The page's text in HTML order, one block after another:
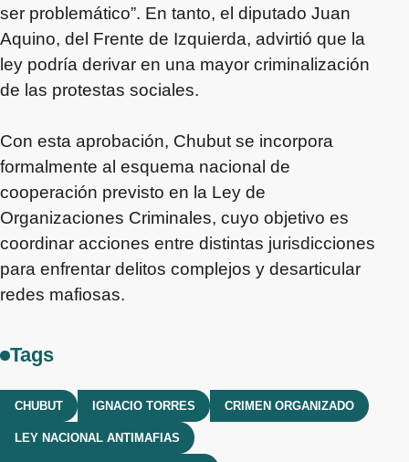
ser problemático”. En tanto, el diputado Juan
Aquino, del Frente de Izquierda, advirtió que la
ley podría derivar en una mayor criminalización
de las protestas sociales.
Con esta aprobación, Chubut se incorpora
formalmente al esquema nacional de
cooperación previsto en la Ley de
Organizaciones Criminales, cuyo objetivo es
coordinar acciones entre distintas jurisdicciones
para enfrentar delitos complejos y desarticular
redes mafiosas.
Tags
CHUBUT IGNACIO TORRES CRIMEN ORGANIZADO
LEY NACIONAL ANTIMAFIAS